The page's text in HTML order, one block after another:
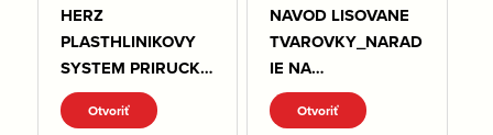
HERZ
PLASTHLINIKOVY
SYSTEM PRIRUCKA
PRE NAVRH A
MONTAZ.pdf
Otvoriť
NAVOD LISOVANE
TVAROVKY_NARAD
IE NA
LISOVANIE.pdf
Otvoriť